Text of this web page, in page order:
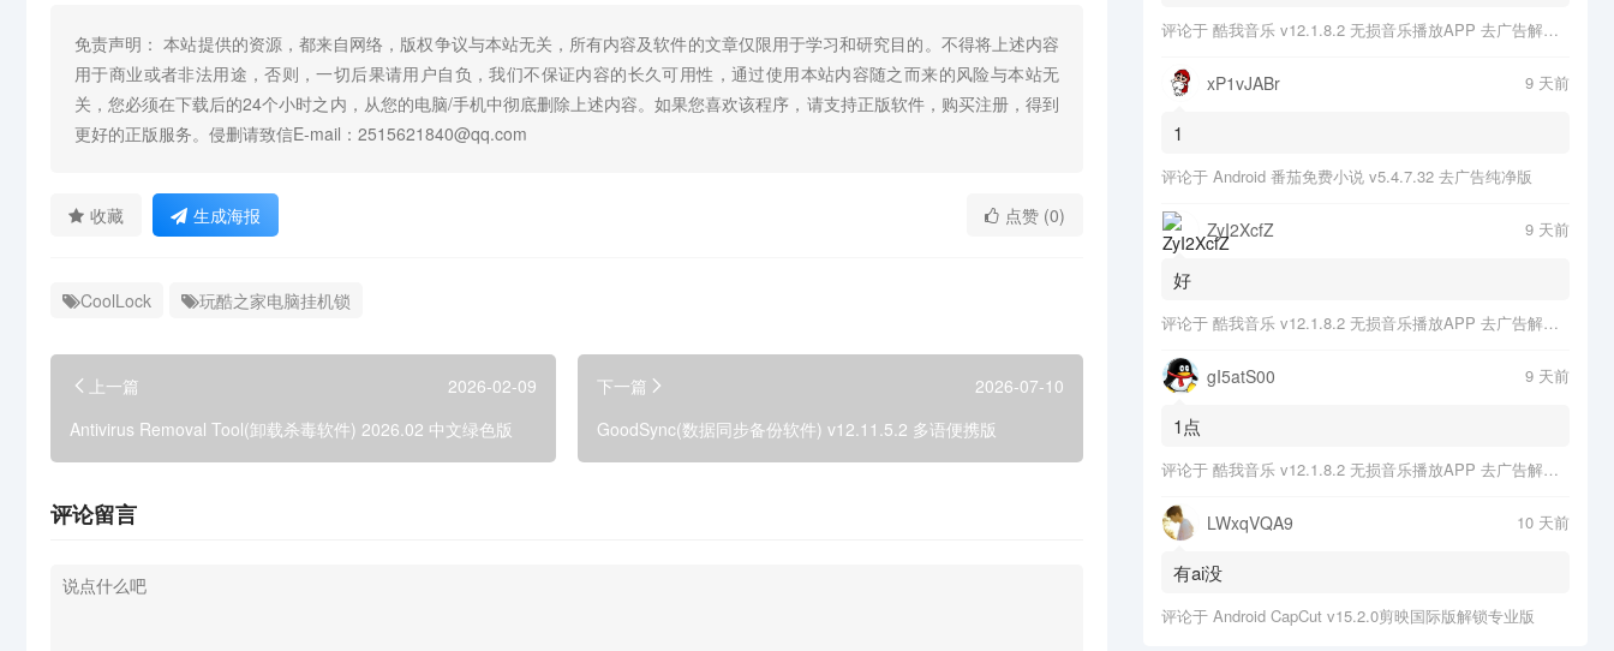
免责声明： 本站提供的资源，都来自网络，版权争议与本站无关，所有内容及软件的文章仅限用于学习和研究目的。不得将上述内容
用于商业或者非法用途，否则，一切后果请用户自负，我们不保证内容的长久可用性，通过使用本站内容随之而来的风险与本站无
关，您必须在下载后的24个小时之内，从您的电脑/手机中彻底删除上述内容。如果您喜欢该程序，请支持正版软件，购买注册，得到
更好的正版服务。侵删请致信E-mail：2515621840@qq.com
收藏 生成海报 点赞 (0)
CoolLock 玩酷之家电脑挂机锁
上一篇
2026-02-09
Antivirus Removal Tool(卸载杀毒软件) 2026.02 中文绿色版
下一篇
2026-07-10
GoodSync(数据同步备份软件) v12.11.5.2 多语便携版
评论留言
评论于 酷我音乐 v12.1.8.2 无损音乐播放APP 去广告解锁会员版
xP1vJABr 9 天前
1
评论于 Android 番茄免费小说 v5.4.7.32 去广告纯净版
ZyI2XcfZ 9 天前
好
评论于 酷我音乐 v12.1.8.2 无损音乐播放APP 去广告解锁会员版
gI5atS00 9 天前
1点
评论于 酷我音乐 v12.1.8.2 无损音乐播放APP 去广告解锁会员版
LWxqVQA9 10 天前
有ai没
评论于 Android CapCut v15.2.0剪映国际版解锁专业版